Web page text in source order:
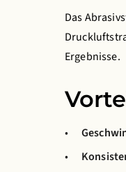
Das
Ergebnisse.